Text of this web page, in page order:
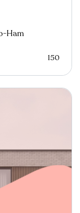
Ham
150